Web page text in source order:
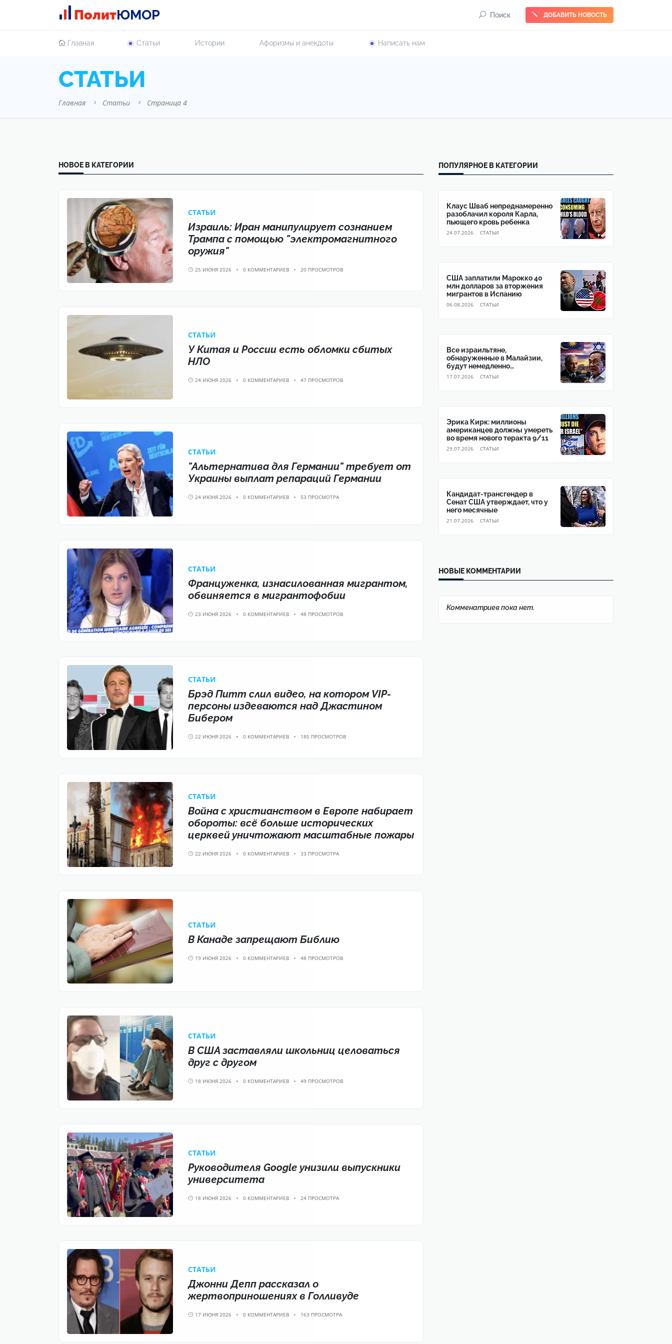
ПолитЮМОР Поиск ДОБАВИТЬ НОВОСТЬ
Главная Cтатьи Истории Афоризмы и анекдоты Написать нам
CТАТЬИ
Главная Cтатьи Страница 4
НОВОЕ В КАТЕГОРИИ
CТАТЬИ
Израиль: Иран манипулирует сознанием
Трампа с помощью "электромагнитного
оружия"
25 ИЮНЯ 2026 0 КОММЕНТАРИЕВ 20 ПРОСМОТРОВ
CТАТЬИ
У Китая и России есть обломки сбитых
НЛО
24 ИЮНЯ 2026 0 КОММЕНТАРИЕВ 47 ПРОСМОТРОВ
CТАТЬИ
"Альтернатива для Германии" требует от
Украины выплат репараций Германии
24 ИЮНЯ 2026 0 КОММЕНТАРИЕВ 53 ПРОСМОТРА
CТАТЬИ
Француженка, изнасилованная мигрантом,
обвиняется в мигрантофобии
23 ИЮНЯ 2026 0 КОММЕНТАРИЕВ 48 ПРОСМОТРОВ
CТАТЬИ
Брэд Питт слил видео, на котором VIP-
персоны издеваются над Джастином
Бибером
22 ИЮНЯ 2026 0 КОММЕНТАРИЕВ 185 ПРОСМОТРОВ
CТАТЬИ
Война с христианством в Европе набирает
обороты: всё больше исторических
церквей уничтожают масштабные пожары
22 ИЮНЯ 2026 0 КОММЕНТАРИЕВ 33 ПРОСМОТРА
CТАТЬИ
В Канаде запрещают Библию
19 ИЮНЯ 2026 0 КОММЕНТАРИЕВ 48 ПРОСМОТРОВ
CТАТЬИ
В США заставляли школьниц целоваться
друг с другом
18 ИЮНЯ 2026 0 КОММЕНТАРИЕВ 49 ПРОСМОТРОВ
CТАТЬИ
Руководителя Google унизили выпускники
университета
18 ИЮНЯ 2026 0 КОММЕНТАРИЕВ 24 ПРОСМОТРА
CТАТЬИ
Джонни Депп рассказал о
жертвоприношениях в Голливуде
17 ИЮНЯ 2026 0 КОММЕНТАРИЕВ 163 ПРОСМОТРА
ПОПУЛЯРНОЕ В КАТЕГОРИИ
Клаус Шваб непреднамеренно
разоблачил короля Карла,
пьющего кровь ребенка
24.07.2026 CТАТЬИ
США заплатили Марокко 40
млн долларов за вторжения
мигрантов в Испанию
06.08.2026 CТАТЬИ
Все израильтяне,
обнаруженные в Малайзии,
будут немедленно
депортированы
17.07.2026 CТАТЬИ
Эрика Кирк: миллионы
американцев должны умереть
во время нового теракта 9/11
29.07.2026 CТАТЬИ
Кандидат-трансгендер в
Сенат США утверждает, что у
него месячные
21.07.2026 CТАТЬИ
НОВЫЕ КОММЕНТАРИИ
Комменатриев пока нет.